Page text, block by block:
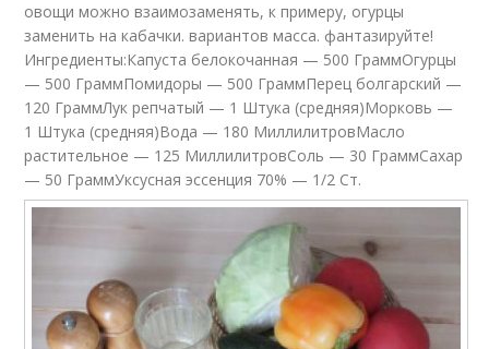
овощи можно взаимозаменять, к примеру, огурцы
заменить на кабачки. вариантов масса. фантазируйте!
Ингредиенты:Капуста белокочанная — 500 ГраммОгурцы
— 500 ГраммПомидоры — 500 ГраммПерец болгарский —
120 ГраммЛук репчатый — 1 Штука (средняя)Морковь —
1 Штука (средняя)Вода — 180 МиллилитровМасло
растительное — 125 МиллилитровСоль — 30 ГраммСахар
— 50 ГраммУксусная эссенция 70% — 1/2 Ст.